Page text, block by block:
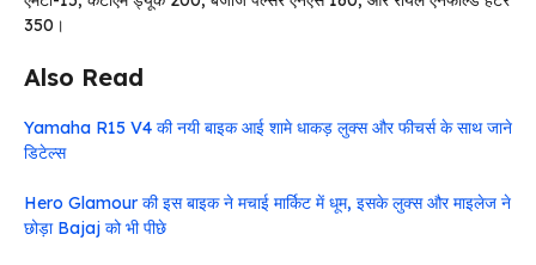
350।
Also Read
Yamaha R15 V4 की नयी बाइक आई शामे धाकड़ लुक्स और फीचर्स के साथ जाने
डिटेल्स
Hero Glamour की इस बाइक ने मचाई मार्किट में धूम, इसके लुक्स और माइलेज ने
छोड़ा Bajaj को भी पीछे